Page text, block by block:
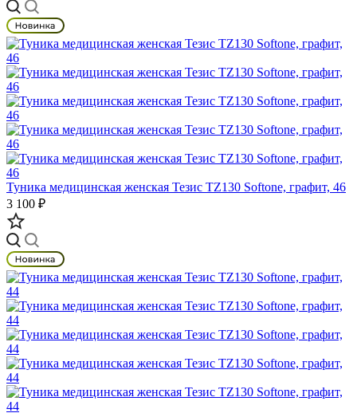
Туника медицинская женская Тезис TZ130 Softone, графит, 46
3 100 ₽